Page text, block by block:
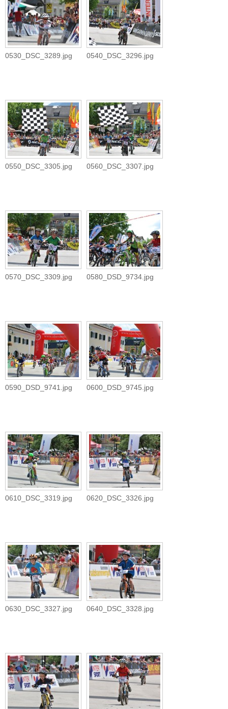
0530_DSC_3289.jpg 0540_DSC_3296.jpg
0550_DSC_3305.jpg 0560_DSC_3307.jpg
0570_DSC_3309.jpg 0580_DSD_9734.jpg
0590_DSD_9741.jpg 0600_DSD_9745.jpg
0610_DSC_3319.jpg 0620_DSC_3326.jpg
0630_DSC_3327.jpg 0640_DSC_3328.jpg